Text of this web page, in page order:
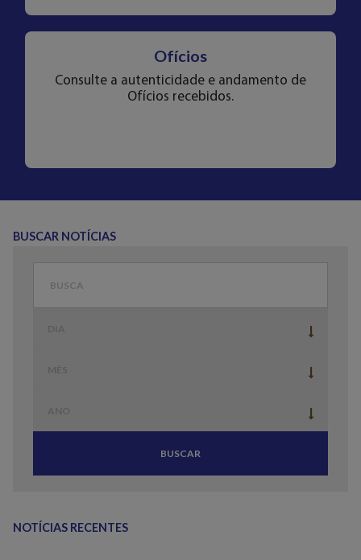
Ofícios
Consulte a autenticidade e andamento de
Ofícios recebidos.
BUSCAR NOTÍCIAS
BUSCAR
NOTÍCIAS RECENTES